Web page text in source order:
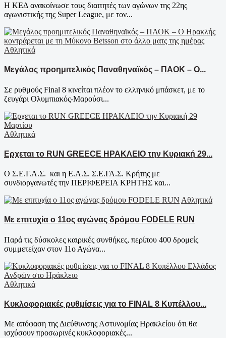
Η ΚΕΔ ανακοίνωσε τους διαιτητές των αγώνων της 22ης
αγωνιστικής της Super League, με τον...
Αθλητικά
Μεγάλος προημιτελικός Παναθηναϊκός – ΠΑΟΚ – Ο...
Σε ρυθμούς Final 8 κινείται πλέον το ελληνικό μπάσκετ, με το
ζευγάρι Ολυμπιακός-Μαρούσι...
Αθλητικά
Ερχεται το RUN GREECE ΗΡΑΚΛΕΙΟ την Κυριακή 29...
O Σ.Ε.Γ.Α.Σ. και η Ε.Α.Σ. Σ.Ε.ΓΑ.Σ. Κρήτης με
συνδιοργανωτές την ΠΕΡΙΦΕΡΕΙΑ ΚΡΗΤΗΣ και...
Αθλητικά
Με επιτυχία ο 11ος αγώνας δρόμου FODELE RUN
Παρά τις δύσκολες καιρικές συνθήκες, περίπου 400 δρομείς
συμμετείχαν στον 11ο Αγώνα...
Αθλητικά
Κυκλοφοριακές ρυθμίσεις για το FINAL 8 Κυπέλλου...
Με απόφαση της Διεύθυνσης Αστυνομίας Ηρακλείου ότι θα
ισχύσουν προσωρινές κυκλοφοριακές...